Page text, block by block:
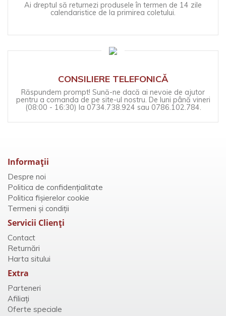
Ai dreptul să returnezi produsele în termen de 14 zile
calendaristice de la primirea coletului.
CONSILIERE TELEFONICĂ
Răspundem prompt! Sună-ne dacă ai nevoie de ajutor
pentru a comanda de pe site-ul nostru. De luni până vineri
(08:00 - 16:30) la 0734.738.924 sau 0786.102.784.
Informaţii
Despre noi
Politica de confidențialitate
Politica fișierelor cookie
Termeni și condiții
Servicii Clienţi
Contact
Returnări
Harta sitului
Extra
Parteneri
Afiliaţi
Oferte speciale